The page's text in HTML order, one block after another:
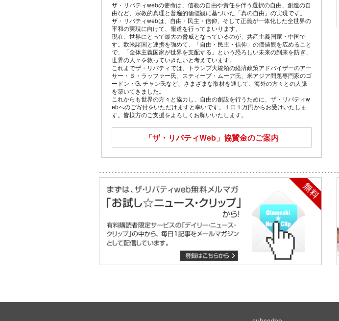
ザ・リバティwebの使命は、信教の自由や責任を伴う選択の自由、創造の自
由など、宗教的真理と普遍的価値観に基づいた「真の自由」の実現です。
ザ・リバティwebは、自由・民主・信仰、そして正義が一体化した全世界の
平和の実現に向けて、報道を行ってまいります。
現在、世界にとって最大の脅威となっているのが、共産主義国家・中国で
す。欧米諸国と連携を強めて、「自由・民主・信仰」の価値観を広めること
で、「全体主義国家が世界を支配する」という恐ろしい未来の到来を防ぎ、
世界の人々を救っていきたいと考えています。
これまでザ・リバティでは、トランプ大統領の経済政策アドバイザーのアー
サー・Ｂ・ラッファー氏、スティーブ・ムーア氏、米アジア問題専門家のゴ
ードン・G. チャン氏など、さまざまな取材を通して、海外の方々との人脈
を築いてきました。
これからも世界の方々と協力し、自由の創設を行うために、ザ・リバティw
ebへのご寄付をいただけますと幸いです。１口１万円からお受けいたしま
す。皆様方のご支援をよろしくお願いいたします。
「ザ・リバティWeb」 協賛金のご案内